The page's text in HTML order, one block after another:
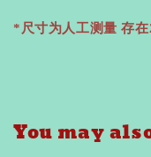
*尺寸为人工测量 存
You may